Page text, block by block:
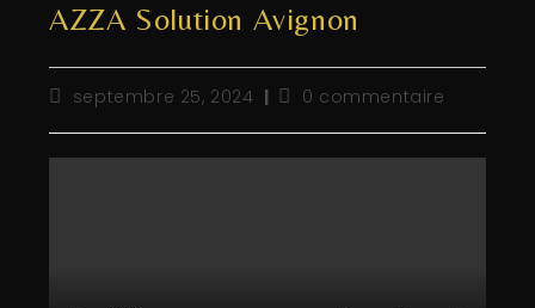
AZZA Solution Avignon
septembre 25, 2024 0 commentaire